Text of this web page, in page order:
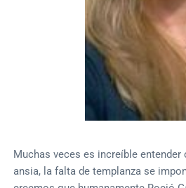
Muchas veces es increíble entender
ansia, la falta de templanza se